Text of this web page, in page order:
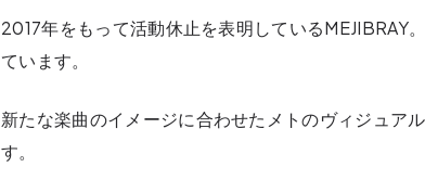
2017年をもって活動休止を表明しているMEJIBRAY
ています。
新たな楽曲のイメージに合わせたメトのヴィジュア
す。